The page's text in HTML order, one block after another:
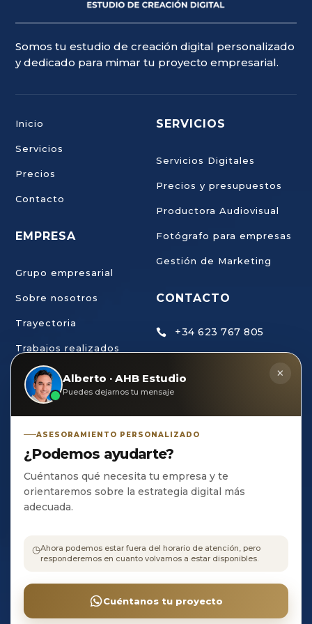
Somos tu estudio de creación digital personalizado
y dedicado para mimar tu proyecto empresarial.
Inicio
Servicios
Precios
Contacto
EMPRESA
Grupo empresarial
Sobre nosotros
Trayectoria
Trabajos realizados
Trabaja con nosotros
SERVICIOS
Servicios Digitales
Precios y presupuestos
Productora Audiovisual
Fotógrafo para empresas
Gestión de Marketing
CONTACTO
 +34 623 767 805
ondigital.com
AHB Estudio de
• HUELVA
©
Estudio
legal •
Privacidad
•Terminos
Alberto · AHB Estudio
Puedes dejarnos tu mensaje
×
ASESORAMIENTO PERSONALIZADO
¿Podemos ayudarte?
Cuéntanos qué necesita tu empresa y te
orientaremos sobre la estrategia digital más
adecuada.
◷Ahora podemos estar fuera del horario de atención, pero
responderemos en cuanto volvamos a estar disponibles.
Cuéntanos tu proyecto